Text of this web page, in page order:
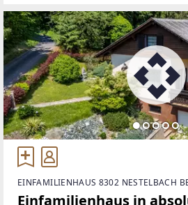
EINFAMILIENHAUS 8302 NESTELBACH
Einfamilienhaus in